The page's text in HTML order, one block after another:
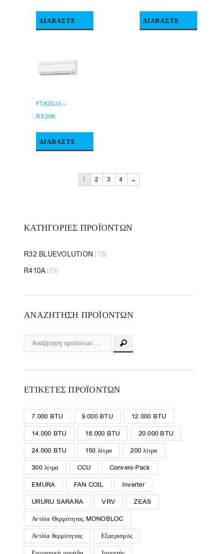
ΔΙΑΒΆΣΤΕ ΔΙΑΒΆΣΤΕ
FTX20J3 –
RX20K
ΔΙΑΒΆΣΤΕ
1 2 3 4 →
ΚΑΤΗΓΟΡΊΕΣ ΠΡΟΪΌΝΤΩΝ
R32 BLUEVOLUTION (18)
R410A (15)
ΑΝΑΖΉΤΗΣΗ ΠΡΟΪΌΝΤΩΝ
ΕΤΙΚΈΤΕΣ ΠΡΟΪΌΝΤΩΝ
7.000 BTU 9.000 BTU 12.000 BTU
14.000 BTU 18.000 BTU 20.000 BTU
24.000 BTU 150 λίτρα 200 λίτρα
300 λίτρα CCU Conveni-Pack
EMURA FAN COIL Inverter
URURU SARARA VRV ZEAS
Αντλία Θερμότητας MONOBLOC
Αντλία θερμότητας Εξαερισμός